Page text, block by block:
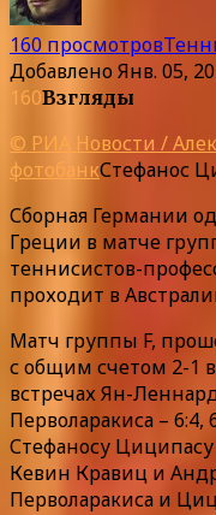
160 просмотров
ДобавленоЯнв. 05,
160Взгляды
© РИА Новости /
фотобанкСтефанос
Сборная Германии
Греции в матче
теннисистов-
проходит в
Матч группы F,
с общим счетом 2-1
встречах Ян-
Перволаракиса – 6:4,
Стефаносу Циципасу
Кевин Кравиц и
Перволаракиса и